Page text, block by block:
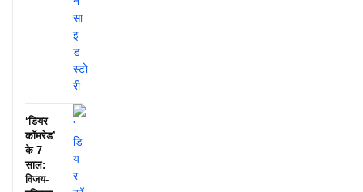
‘डियर
कॉमरेड’
के 7
साल:
विजय-